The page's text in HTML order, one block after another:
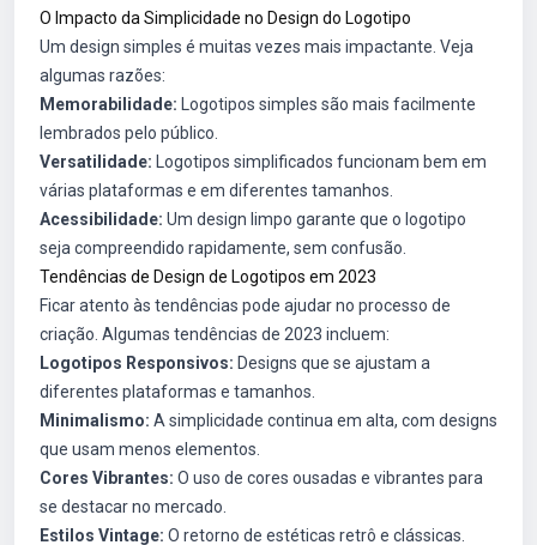
O Impacto da Simplicidade no Design do Logotipo
Um design simples é muitas vezes mais impactante. Veja
algumas razões:
Memorabilidade: Logotipos simples são mais facilmente
lembrados pelo público.
Versatilidade: Logotipos simplificados funcionam bem em
várias plataformas e em diferentes tamanhos.
Acessibilidade: Um design limpo garante que o logotipo
seja compreendido rapidamente, sem confusão.
Tendências de Design de Logotipos em 2023
Ficar atento às tendências pode ajudar no processo de
criação. Algumas tendências de 2023 incluem:
Logotipos Responsivos: Designs que se ajustam a
diferentes plataformas e tamanhos.
Minimalismo: A simplicidade continua em alta, com designs
que usam menos elementos.
Cores Vibrantes: O uso de cores ousadas e vibrantes para
se destacar no mercado.
Estilos Vintage: O retorno de estéticas retrô e clássicas.